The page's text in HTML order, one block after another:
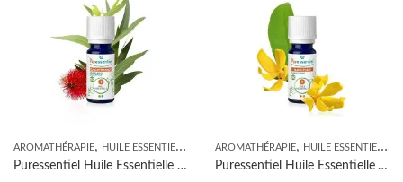
AROMATHÉRAPIE, HUILE ESSENTIELLE
Puressentiel Huile Essentielle Eucalyptus Radié BIO – 10ml
AROMATHÉRAPIE, HUILE ESSENTIELLE
Puressentiel Huile Essentielle Ylang-Ylang BIO – 5ml